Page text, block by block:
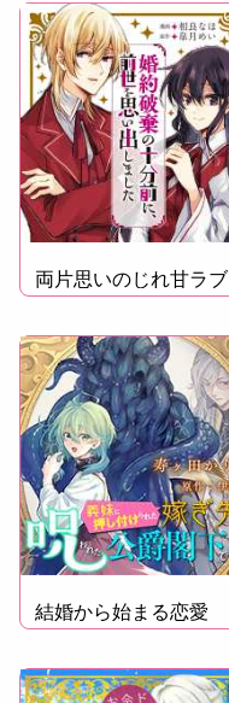
両片思いのじれ甘ラブ
コメ
結婚から始まる恋愛
譚！